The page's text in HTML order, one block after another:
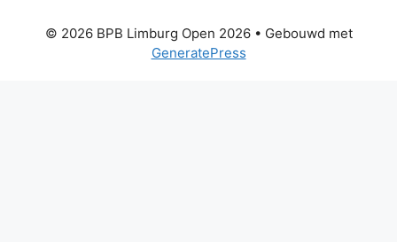
© 2026 BPB Limburg Open 2026• Gebouwd met
GeneratePress